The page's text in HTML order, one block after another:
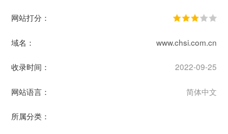
网站打分：
域名： www.chsi.com.cn
收录时间： 2022-09-25
网站语言： 简体中文
所属分类：